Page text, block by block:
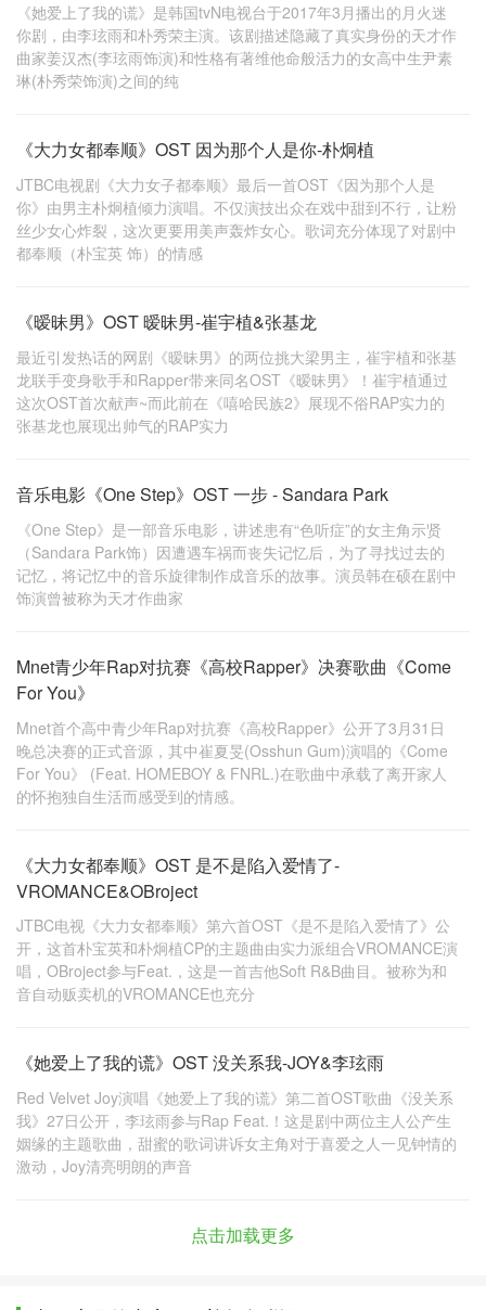
《她爱上了我的谎》是韩国tvN电视台于2017年3月播出的月火迷
你剧，由李玹雨和朴秀荣主演。该剧描述隐藏了真实身份的天才作
曲家姜汉杰(李玹雨饰演)和性格有著维他命般活力的女高中生尹素
琳(朴秀荣饰演)之间的纯
《大力女都奉顺》OST 因为那个人是你-朴炯植
JTBC电视剧《大力女子都奉顺》最后一首OST《因为那个人是
你》由男主朴炯植倾力演唱。不仅演技出众在戏中甜到不行，让粉
丝少女心炸裂，这次更要用美声轰炸女心。歌词充分体现了对剧中
都奉顺（朴宝英 饰）的情感
《暧昧男》OST 暧昧男-崔宇植&张基龙
最近引发热话的网剧《暧昧男》的两位挑大梁男主，崔宇植和张基
龙联手变身歌手和Rapper带来同名OST《暧昧男》！崔宇植通过
这次OST首次献声~而此前在《嘻哈民族2》展现不俗RAP实力的
张基龙也展现出帅气的RAP实力
音乐电影《One Step》OST 一步 - Sandara Park
《One Step》是一部音乐电影，讲述患有“色听症”的女主角示贤
（Sandara Park饰）因遭遇车祸而丧失记忆后，为了寻找过去的
记忆，将记忆中的音乐旋律制作成音乐的故事。演员韩在硕在剧中
饰演曾被称为天才作曲家
Mnet青少年Rap对抗赛《高校Rapper》决赛歌曲《Come
For You》
Mnet首个高中青少年Rap对抗赛《高校Rapper》公开了3月31日
晚总决赛的正式音源，其中崔夏旻(Osshun Gum)演唱的《Come
For You》 (Feat. HOMEBOY & FNRL.)在歌曲中承载了离开家人
的怀抱独自生活而感受到的情感。
《大力女都奉顺》OST 是不是陷入爱情了-
VROMANCE&OBroject
JTBC电视《大力女都奉顺》第六首OST《是不是陷入爱情了》公
开，这首朴宝英和朴炯植CP的主题曲由实力派组合VROMANCE演
唱，OBroject参与Feat.，这是一首吉他Soft R&B曲目。被称为和
音自动贩卖机的VROMANCE也充分
《她爱上了我的谎》OST 没关系我-JOY&李玹雨
Red Velvet Joy演唱《她爱上了我的谎》第二首OST歌曲《没关系
我》27日公开，李玹雨参与Rap Feat.！这是剧中两位主人公产生
姻缘的主题歌曲，甜蜜的歌词讲诉女主角对于喜爱之人一见钟情的
激动，Joy清亮明朗的声音
点击加载更多